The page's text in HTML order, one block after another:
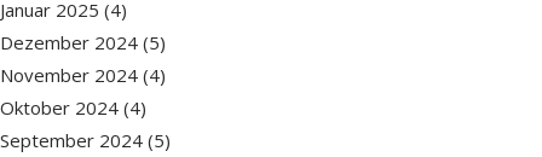
Januar 2025 (4)
Dezember 2024 (5)
November 2024 (4)
Oktober 2024 (4)
September 2024 (5)